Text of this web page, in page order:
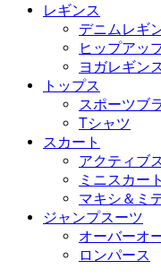
レギンス
デニムレギ
ヒップアッ
ヨガレギン
トップス
スポーツブ
Tシャツ
スカート
アクティブ
ミニスカート
マキシ＆ミ
ジャンプスーツ
オーバーオ
ロンパース